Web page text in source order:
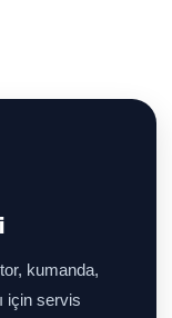
kumanda,
için servis